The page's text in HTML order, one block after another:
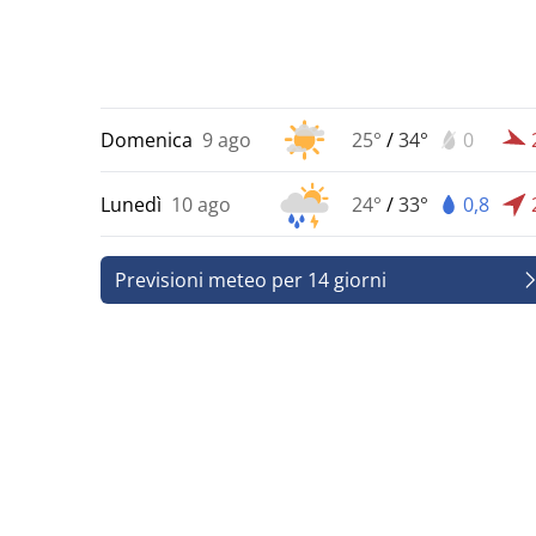
Domenica 9 ago 25° /34° 0
Lunedì 10 ago 24° /33° 0,8
Previsioni meteo per 14 giorni